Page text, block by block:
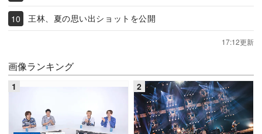
王林、夏の思い出ショットを公開
17:12更新
画像ランキング